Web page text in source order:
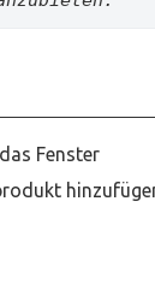
Fenster